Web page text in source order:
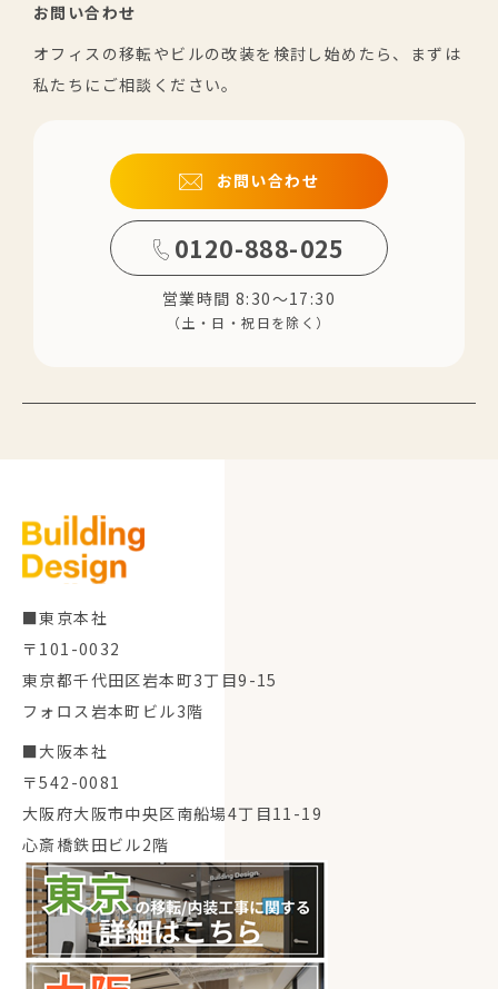
お問い合わせ
オフィスの移転やビルの改装を検討し始めたら、まずは
私たちにご相談ください。
お問い合わせ
0120-888-025
営業時間 8:30～17:30
（土・日・祝日を除く）
■東京本社
〒101-0032
東京都千代田区岩本町3丁目9-15
フォロス岩本町ビル3階
■大阪本社
〒542-0081
大阪府大阪市中央区南船場4丁目11-19
心斎橋鉄田ビル2階